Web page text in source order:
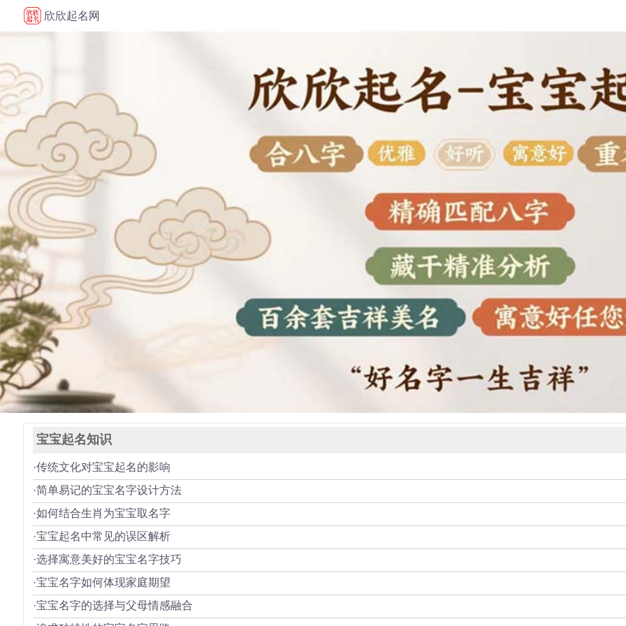
欣欣起名网
宝宝起名知识
·传统文化对宝宝起名的影响
·简单易记的宝宝名字设计方法
·如何结合生肖为宝宝取名字
·宝宝起名中常见的误区解析
·选择寓意美好的宝宝名字技巧
·宝宝名字如何体现家庭期望
·宝宝名字的选择与父母情感融合